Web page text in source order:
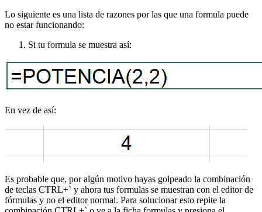
Lo siguiente es una lista de razones por las que una formula puede
no estar funcionando:
Si tu formula se muestra así:
En vez de así:
Es probable que, por algún motivo hayas golpeado la combinación
de teclas CTRL+` y ahora tus formulas se muestran con el editor de
fórmulas y no el editor normal. Para solucionar esto repite la